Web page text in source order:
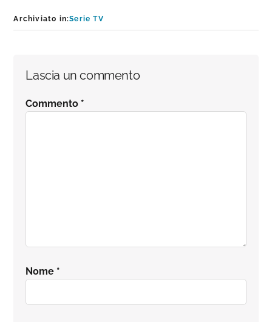
Archiviato in:Serie TV
Interazioni
del
Lascia un commento
Commento *
Nome *